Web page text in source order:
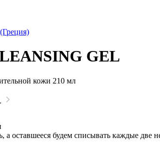
GEL
кожи 210 мл
а оставшееся будем списывать каждые две